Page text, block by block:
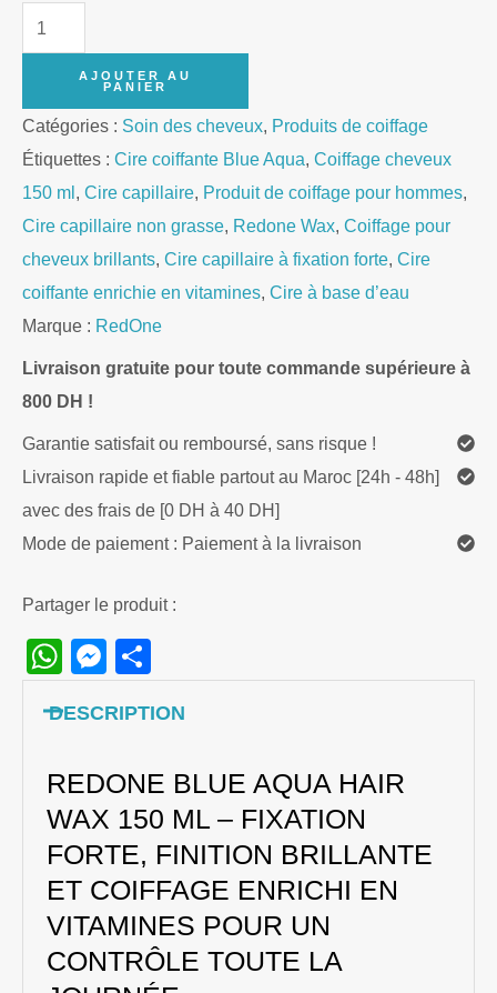
quantité
de
Redone
Blue
Aqua
Hair
Wax
150ml
AJOUTER AU
PANIER
Catégories : Soin des cheveux, Produits de coiffage
Étiquettes : Cire coiffante Blue Aqua, Coiffage cheveux
150 ml, Cire capillaire, Produit de coiffage pour hommes,
Cire capillaire non grasse, Redone Wax, Coiffage pour
cheveux brillants, Cire capillaire à fixation forte, Cire
coiffante enrichie en vitamines, Cire à base d’eau
Marque : RedOne
Livraison gratuite pour toute commande supérieure à
800 DH !
Garantie satisfait ou remboursé, sans risque !
Livraison rapide et fiable partout au Maroc [24h - 48h]
avec des frais de [0 DH à 40 DH]
Mode de paiement : Paiement à la livraison
Partager le produit :
WhatsApp
Messenger
DESCRIPTION
REDONE BLUE AQUA HAIR
WAX 150 ML – FIXATION
FORTE, FINITION BRILLANTE
ET COIFFAGE ENRICHI EN
VITAMINES POUR UN
CONTRÔLE TOUTE LA